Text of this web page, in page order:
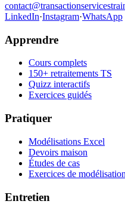
LinkedIn·Instagram·WhatsApp
Apprendre
Cours complets
150+ retraitements TS
Quizz interactifs
Exercices guidés
Pratiquer
Modélisations Excel
Devoirs maison
Études de cas
Exercices de modélisation
Entretien